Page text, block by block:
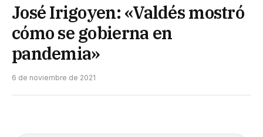
José Irigoyen: «Valdés mostró
cómo se gobierna en
pandemia»
6 de noviembre de 2021